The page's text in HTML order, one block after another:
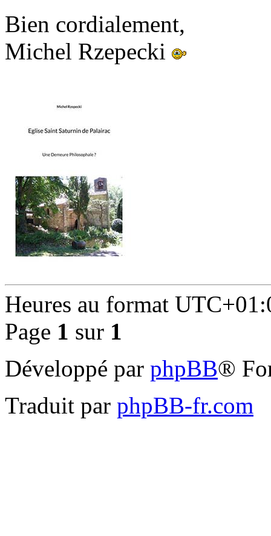
Bien cordialement,
Michel Rzepecki
Heures au format
Page 1 sur 1
Développé par phpBB®
Traduit par phpBB-fr.com